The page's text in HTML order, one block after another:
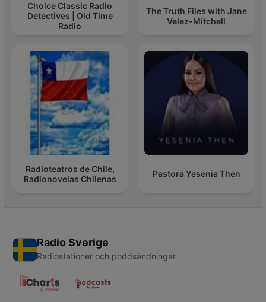
Choice Classic Radio
Detectives | Old Time
Radio
The Truth Files with Jane
Velez-Mitchell
Radioteatros de Chile,
Radionovelas Chilenas
Pastora Yesenia Then
Radio Sverige
Radiostationer och poddsändningar